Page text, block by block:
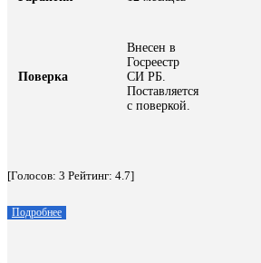
Поверка
Внесен в
Госреестр
СИ РБ.
Поставляется
с поверкой.
[Голосов: 3 Рейтинг: 4.7]
Подробнее